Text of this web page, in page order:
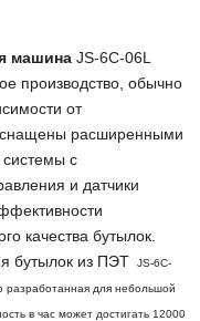
машина JS-6C-06L
производство, обычно
от
расширенными
с
и датчики
качества бутылок.
бутылок из ПЭТ
JS-6C-
разработанная для небольшой
в час может достигать 12000